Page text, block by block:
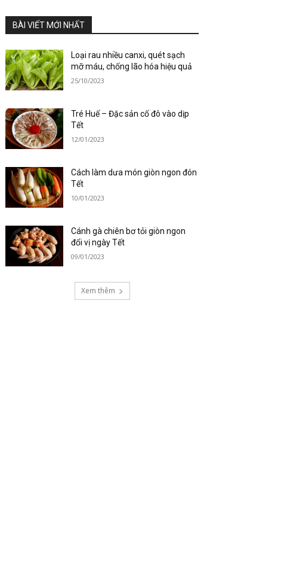
BÀI VIẾT MỚI NHẤT
Loại rau nhiều canxi, quét sạch
mỡ máu, chống lão hóa hiệu quả
25/10/2023
Tré Huế – Đặc sản cố đô vào dịp
Tết
12/01/2023
Cách làm dưa món giòn ngon đón
Tết
10/01/2023
Cánh gà chiên bơ tỏi giòn ngon
đổi vị ngày Tết
09/01/2023
Xem thêm